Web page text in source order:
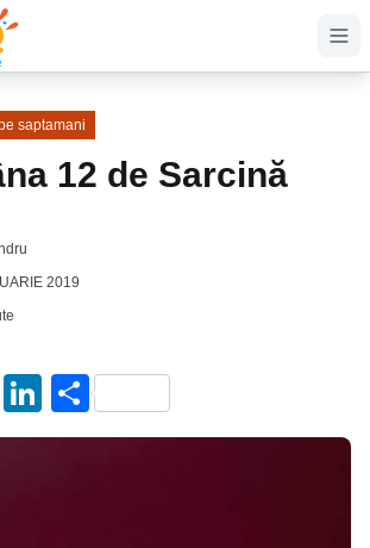
saptamani
12 de Sarcină
2019
TwitterLinkedIn
Partajează